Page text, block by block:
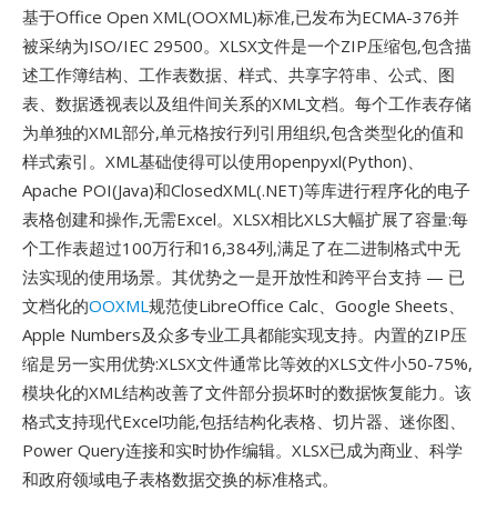
基于Office Open XML(OOXML)标准,已发布为ECMA-376并
被采纳为ISO/IEC 29500。XLSX文件是一个ZIP压缩包,包含描
述工作簿结构、工作表数据、样式、共享字符串、公式、图
表、数据透视表以及组件间关系的XML文档。每个工作表存储
为单独的XML部分,单元格按行列引用组织,包含类型化的值和
样式索引。XML基础使得可以使用openpyxl(Python)、
Apache POI(Java)和ClosedXML(.NET)等库进行程序化的电子
表格创建和操作,无需Excel。XLSX相比XLS大幅扩展了容量:每
个工作表超过100万行和16,384列,满足了在二进制格式中无
法实现的使用场景。其优势之一是开放性和跨平台支持 — 已
文档化的OOXML规范使LibreOffice Calc、Google Sheets、
Apple Numbers及众多专业工具都能实现支持。内置的ZIP压
缩是另一实用优势:XLSX文件通常比等效的XLS文件小50-75%,
模块化的XML结构改善了文件部分损坏时的数据恢复能力。该
格式支持现代Excel功能,包括结构化表格、切片器、迷你图、
Power Query连接和实时协作编辑。XLSX已成为商业、科学
和政府领域电子表格数据交换的标准格式。